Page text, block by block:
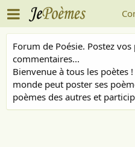
Forum de Poésie. Postez
commentaires...
Bienvenue à tous les poètes
monde peut poster ses
poèmes des autres et